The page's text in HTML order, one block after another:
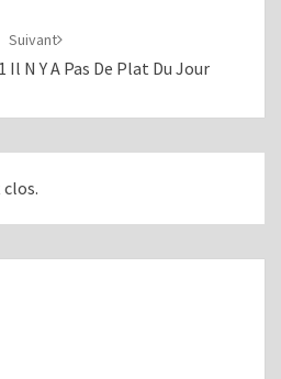
Suivant
N Y A Pas De Plat Du Jour